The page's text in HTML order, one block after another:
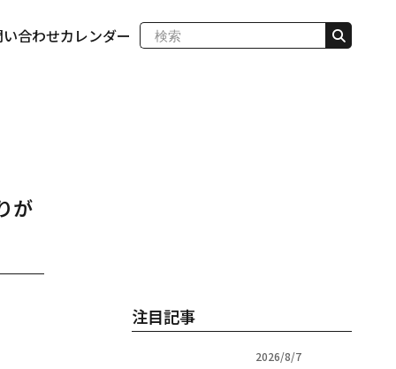
合わせカレンダー
が
注目記事
2026/8/7